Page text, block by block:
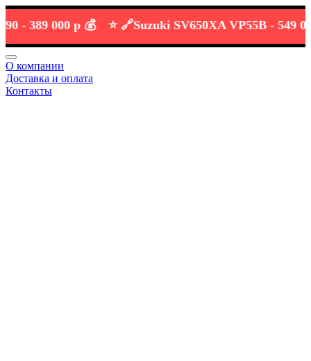
389 000 р 💰 ⭐️ 🔗 Suzuki SV650XA VP55B -549 000 р
О компании
Доставка и оплата
Контакты